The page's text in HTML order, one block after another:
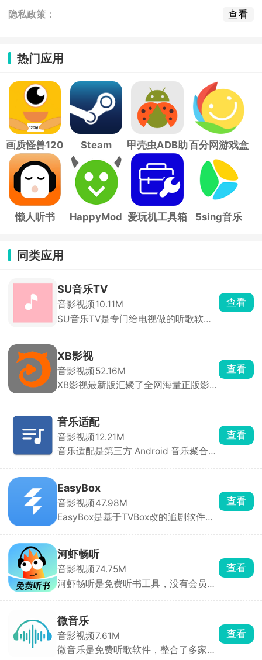
隐私政策： 查看
热门应用
画质怪兽120
帧
Steam
甲壳虫ADB助
手
百分网游戏盒
子
懒人听书 HappyMod 爱玩机工具箱 5sing音乐
同类应用
SU音乐TV
音影视频10.11M
SU音乐TV是专门给电视做的听歌软
特别全，各大平台热门单曲、怀旧老
歌、抖音热歌、DJ、影视原声、小众冷
门曲基本都能搜到，字大按钮清晰，不
用费劲点来点去。歌词全屏展示，在家
查看
XB影视
音影视频52.16M
XB影视最新版汇聚了全网海量正版影视
化的播放源，全方位满足用户的观影需
求。可以根据自己的喜好使用强大的搜
索功能快速找到想看的影片，超清、蓝
光画质自定义跳绳，全程无广，非常的
查看
音乐适配
音影视频12.21M
音乐适配是第三方 Android 音乐聚合播
易/QQ/酷狗等平台的曲库搬到一部手机
里，而且全程不花钱。桌面歌词、锁屏
播放、定时关闭、均衡器、MV 在线
看、本地音乐补歌词等全部自带。四档
到位”。
查看
EasyBox
音影视频47.98M
EasyBox是基于TVBox改的追剧软件，
线路超方便，高清蓝光随便看，还能投
屏、离线下载。找剧快、更新及时，追
剧党必备。
查看
河虾畅听
音影视频74.75M
河虾畅听是免费听书工具，没有会员充
都能随便听。还能听书、签到做任务攒
现金红包，小额就能提现。开车、通
勤、睡前闭眼听书两不误。
查看
微音乐
音影视频7.61M
微音乐是免费听歌软件，整合了多家音
查看